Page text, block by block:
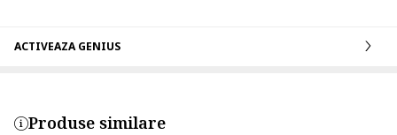
ACTIVEAZA GENIUS
Produse similare